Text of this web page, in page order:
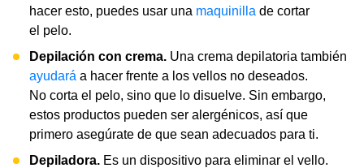
hacer esto, puedes usar una maquinilla de cortar
el pelo.
Depilación con crema. Una crema depilatoria también
ayudará a hacer frente a los vellos no deseados.
No corta el pelo, sino que lo disuelve. Sin embargo,
estos productos pueden ser alergénicos, así que
primero asegúrate de que sean adecuados para ti.
Depiladora. Es un dispositivo para eliminar el vello.